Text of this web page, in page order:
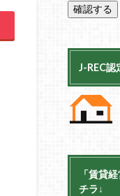
J-REC認
「賃貸
チラ↓